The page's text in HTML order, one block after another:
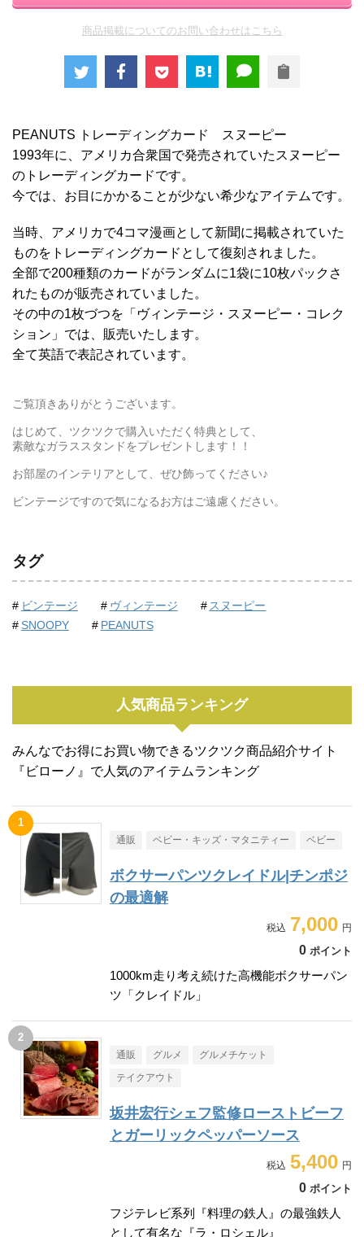
商品掲載についてのお問い合わせはこちら
PEANUTS トレーディングカード スヌーピー
1993年に、アメリカ合衆国で発売されていたスヌーピー
のトレーディングカードです。
今では、お目にかかることが少ない希少なアイテムです。
当時、アメリカで4コマ漫画として新聞に掲載されていた
ものをトレーディングカードとして復刻されました。
全部で200種類のカードがランダムに1袋に10枚パックさ
れたものが販売されていました。
その中の1枚づつを「ヴィンテージ・スヌーピー・コレク
ション」では、販売いたします。
全て英語で表記されています。
ご覧頂きありがとうございます。
はじめて、ツクツクで購入いただく特典として、
素敵なガラススタンドをプレゼントします！！
お部屋のインテリアとして、ぜひ飾ってください♪
ビンテージですので気になるお方はご遠慮ください。
タグ
ビンテージ ヴィンテージ
スヌーピー
SNOOPY
PEANUTS
人気商品ランキング
みんなでお得にお買い物できるツクツク商品紹介サイト
『ビローノ』で人気のアイテムランキング
通販 ベビー・キッズ・マタニティー ベビー
ボクサーパンツクレイドル|チンポジ
の最適解
7,000
0 ポイント
1000km走り考え続けた高機能ボクサーパン
ツ「クレイドル」
通販 グルメ グルメチケット
テイクアウト
坂井宏行シェフ監修ローストビーフ
とガーリックペッパーソース
5,400
0 ポイント
フジテレビ系列『料理の鉄人』の最強鉄人
として有名な『ラ・ロシェル』